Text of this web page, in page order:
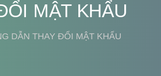
MẬT KHẨU
DẪN THAY ĐỔI MẬT KHẨU